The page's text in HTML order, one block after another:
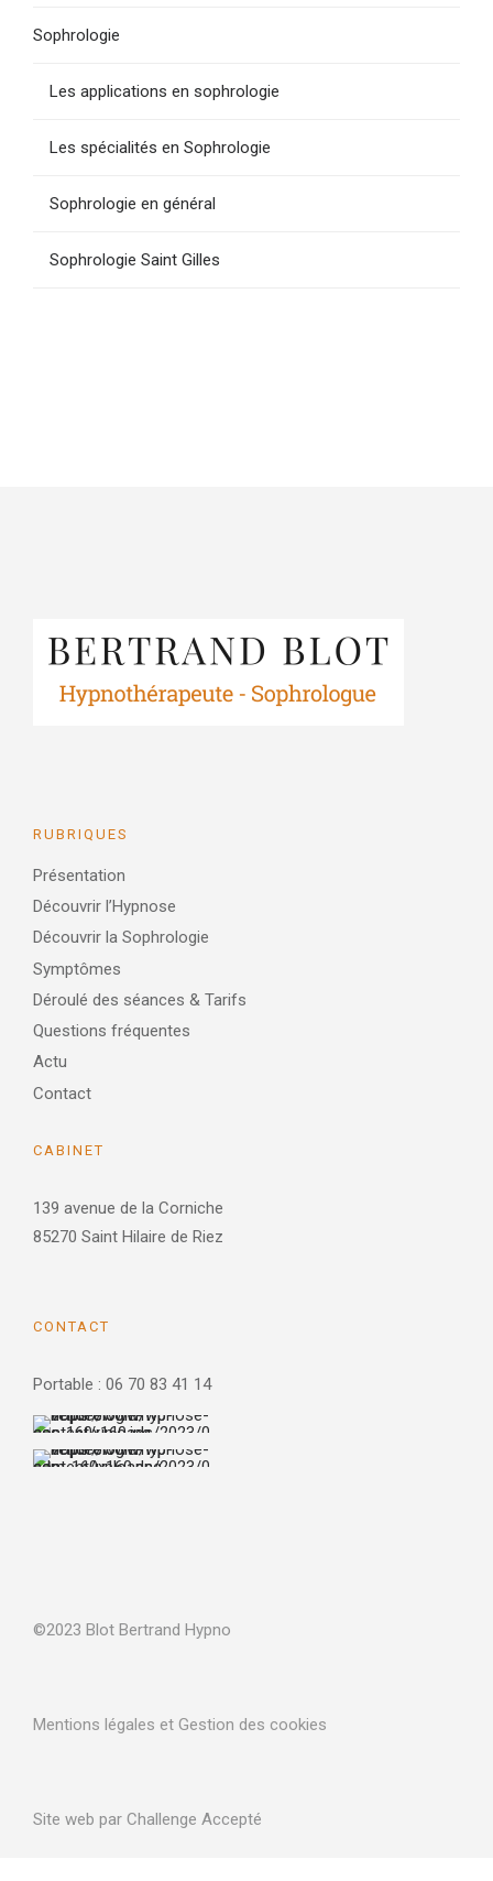
Sophrologie
Les applications en sophrologie
Les spécialités en Sophrologie
Sophrologie en général
Sophrologie Saint Gilles
RUBRIQUES
Présentation
Découvrir l’Hypnose
Découvrir la Sophrologie
Symptômes
Déroulé des séances & Tarifs
Questions fréquentes
Actu
Contact
CABINET
139 avenue de la Corniche
85270 Saint Hilaire de Riez
CONTACT
Portable : 06 70 83 41 14
©2023 Blot Bertrand Hypno
Mentions légales et Gestion des cookies
Site web par Challenge Accepté